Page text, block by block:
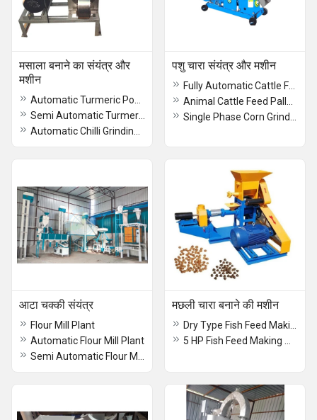
मसाला बनाने का संयंत्र और
मशीन
पशु चारा संयंत्र और मशीन
आटा चक्की संयंत्र
Flour Mill Plant
Automatic Flour Mill Plant
मछली चारा बनाने की मशीन